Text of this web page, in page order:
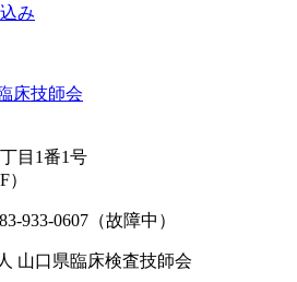
み
目1番1号
933-0607（故障中）
山口県臨床検査技師会